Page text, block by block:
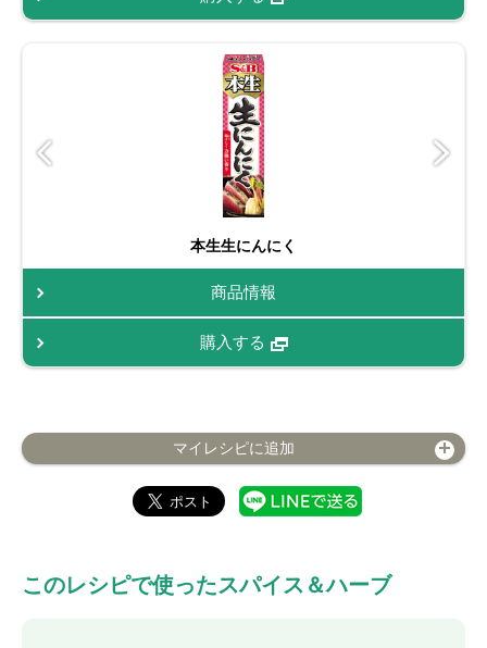
本生生にんにく
商品情報
購入する
マイレシピに追加
このレシピで使ったスパイス＆ハーブ